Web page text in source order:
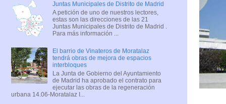
Juntas Municipales de Distrito de Madrid
A petición de uno de nuestros lectores,
estas son las direcciones de las 21
Juntas Municipales de Distrito de Madrid .
Para más información ...
El barrio de Vinateros de Moratalaz
tendrá obras de mejora de espacios
interbloques
La Junta de Gobierno del Ayuntamiento
de Madrid ha aprobado el contrato para
ejecutar las obras de la regeneración
urbana 14.06-Moratalaz I...